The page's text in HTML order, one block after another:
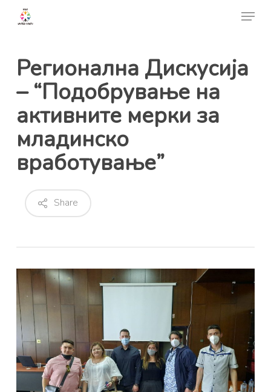
content
Menu
Регионална Дискусија
– “Подобрување на
активните мерки за
младинско
вработување”
Share